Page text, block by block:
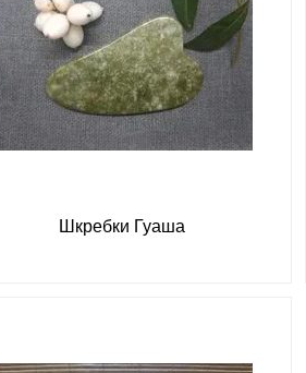
Шкребки Гуаша